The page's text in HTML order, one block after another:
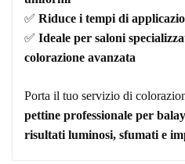
✅ Riduce i tempi di
✅ Ideale per saloni
colorazione avanzata
Porta il tuo servizio di
pettine professionale per
risultati luminosi, sfumati e